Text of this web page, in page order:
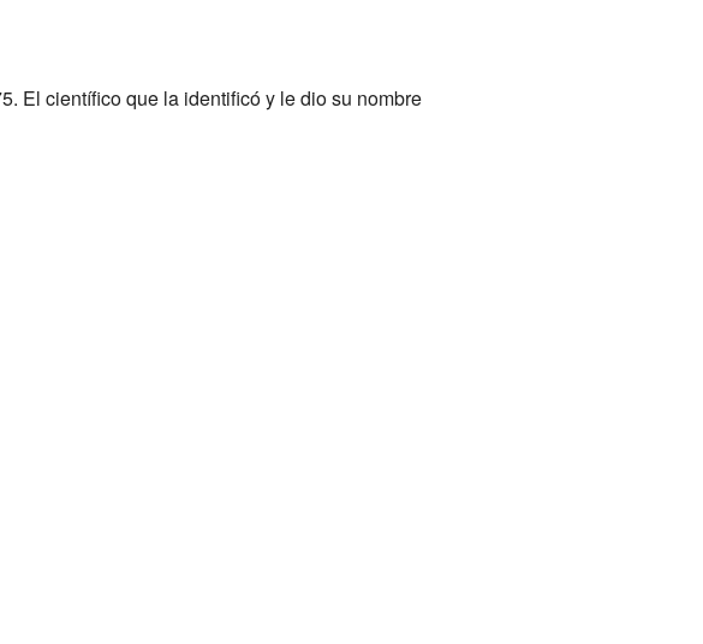
El científico que la identificó y le dio su nombre